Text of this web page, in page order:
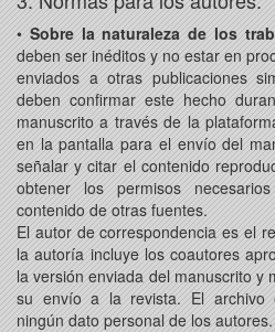
•Sobre la naturaleza de los
deben ser inéditos y no estar en
enviados a otras publicaciones
deben confirmar este hecho
manuscrito a través de la
en la pantalla para el envío del
señalar y citar el contenido
obtener los permisos
contenido de otras fuentes.
El autor de correspondencia es el
la autoría incluye los coautores
la versión enviada del manuscrito y
su envío a la revista. El archivo
ningún dato personal de los autores.